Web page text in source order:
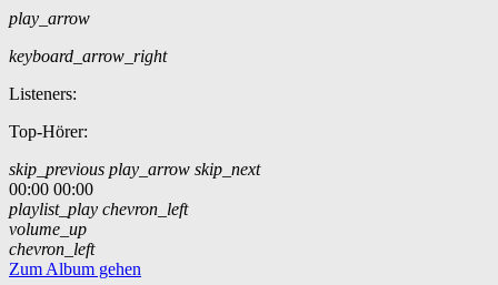
play_arrow
keyboard_arrow_right
Listeners:
Top-Hörer:
skip_previous play_arrow skip_next
00:00 00:00
playlist_play chevron_left
volume_up
chevron_left
Zum Album gehen